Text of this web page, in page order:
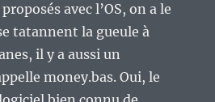
avec l’OS, on a le
tatannent la gueule à
il y a aussi un
money.bas. Oui, le